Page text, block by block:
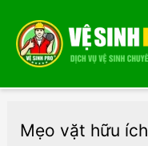
Mẹo vặt hữu ích